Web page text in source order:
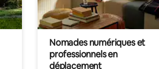
Nomades numériques et
professionnels en
déplacement